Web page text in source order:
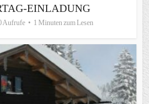
EINLADUNG
Aufrufe 1 Minuten zum Lesen